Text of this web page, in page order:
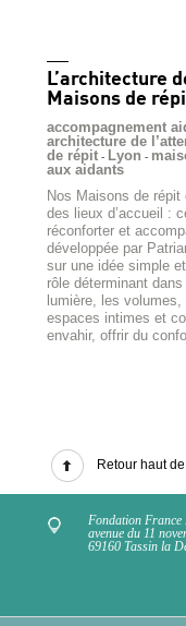
L’architecture
Maisons de
accompagnement
architecture de
de répit - Lyon -
aux aidants
Nos Maisons de
des lieux d’accueil :
réconforter et
développée par
sur une idée simple
rôle déterminant
lumière, les
espaces intimes et
envahir, offrir du
Retour haut
Fondation France
avenue du 11
69160 Tassin la